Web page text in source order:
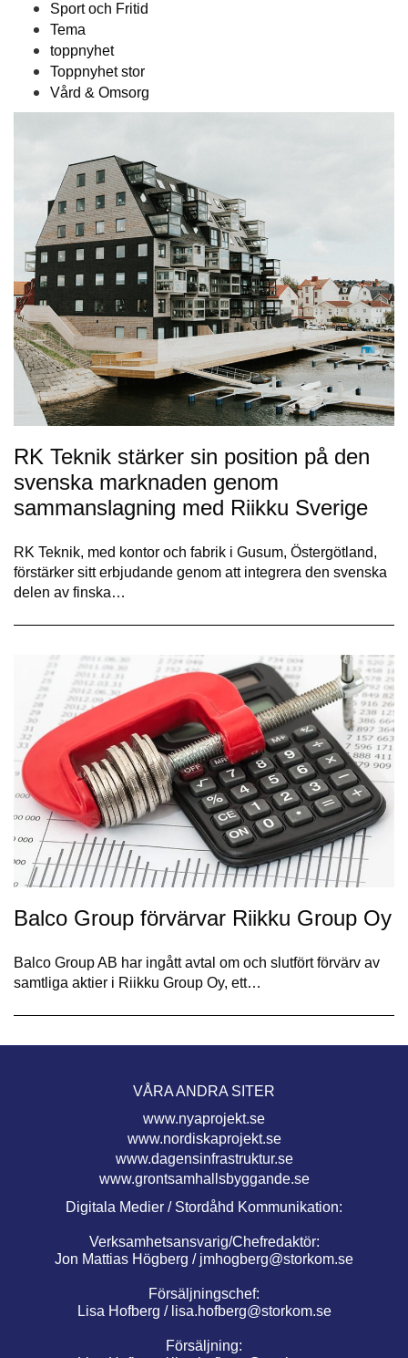
Sport och Fritid
Tema
toppnyhet
Toppnyhet stor
Vård & Omsorg
RK Teknik stärker sin position på den
svenska marknaden genom
sammanslagning med Riikku Sverige
RK Teknik, med kontor och fabrik i Gusum, Östergötland,
förstärker sitt erbjudande genom att integrera den svenska
delen av finska…
Balco Group förvärvar Riikku Group Oy
Balco Group AB har ingått avtal om och slutfört förvärv av
samtliga aktier i Riikku Group Oy, ett…
VÅRA ANDRA SITER
www.nyaprojekt.se
www.nordiskaprojekt.se
www.dagensinfrastruktur.se
www.grontsamhallsbyggande.se
Digitala Medier / Stordåhd Kommunikation:
Verksamhetsansvarig/Chefredaktör:
Jon Mattias Högberg / jmhogberg@storkom.se
Försäljningschef:
Lisa Hofberg / lisa.hofberg@storkom.se
Försäljning: